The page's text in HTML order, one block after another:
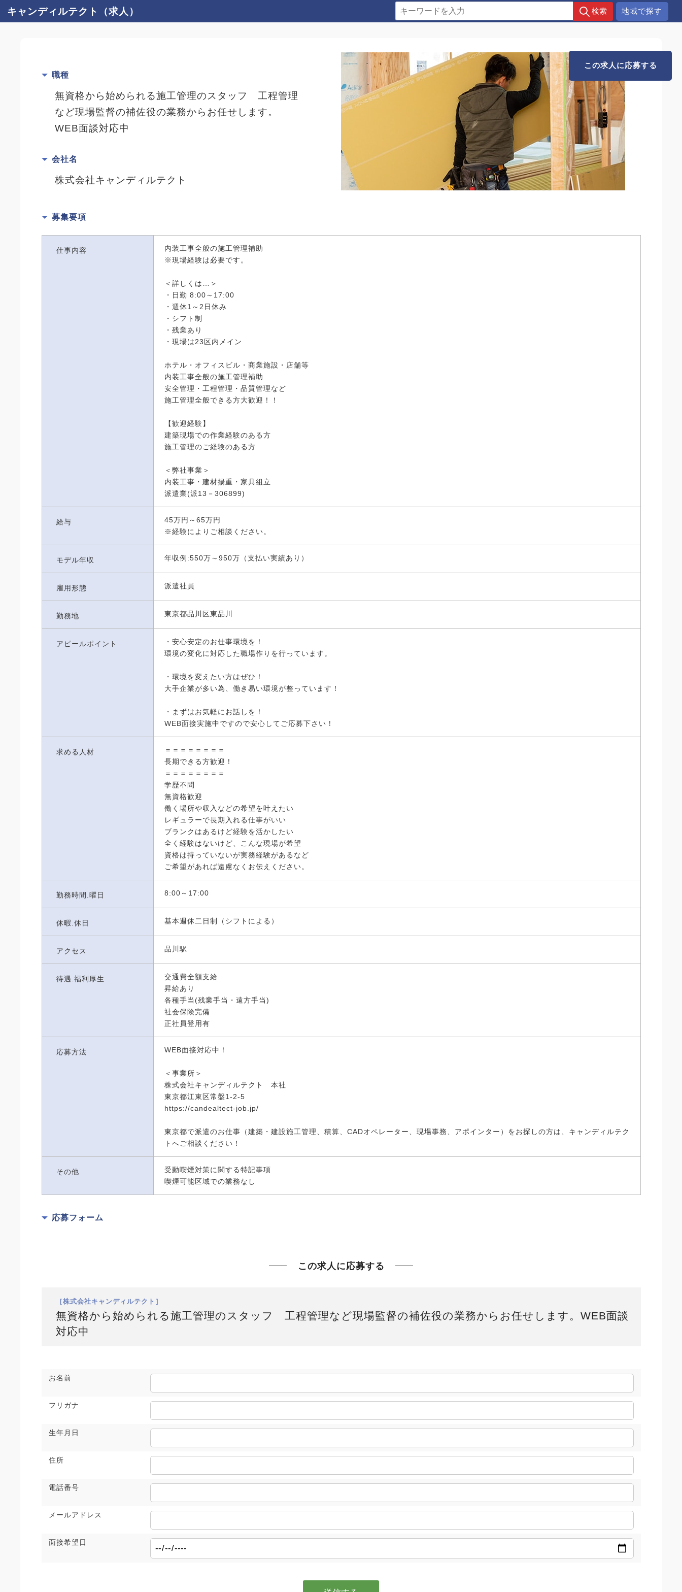
キャンディルテクト（求人） 地域で探す
職種
無資格から始められる施工管理のスタッフ 工程管理
など現場監督の補佐役の業務からお任せします。
WEB面談対応中
会社名
株式会社キャンディルテクト
募集要項
仕事内容
内装工事全般の施工管理補助
※現場経験は必要です。
＜詳しくは…＞
・日勤 8:00～17:00
・週休1～2日休み
・シフト制
・残業あり
・現場は23区内メイン
ホテル・オフィスビル・商業施設・店舗等
内装工事全般の施工管理補助
安全管理・工程管理・品質管理など
施工管理全般できる方大歓迎！！
【歓迎経験】
建築現場での作業経験のある方
施工管理のご経験のある方
＜弊社事業＞
内装工事・建材揚重・家具組立
派遣業(派13－306899)
給与
45万円～65万円
※経験によりご相談ください。
モデル年収 年収例:550万～950万（支払い実績あり）
雇用形態 派遣社員
勤務地 東京都品川区東品川
アピールポイント
・安心安定のお仕事環境を！
環境の変化に対応した職場作りを行っています。
・環境を変えたい方はぜひ！
大手企業が多い為、働き易い環境が整っています！
・まずはお気軽にお話しを！
WEB面接実施中ですので安心してご応募下さい！
求める人材
＝＝＝＝＝＝＝＝
長期できる方歓迎！
＝＝＝＝＝＝＝＝
学歴不問
無資格歓迎
働く場所や収入などの希望を叶えたい
レギュラーで長期入れる仕事がいい
ブランクはあるけど経験を活かしたい
全く経験はないけど、こんな現場が希望
資格は持っていないが実務経験があるなど
ご希望があれば遠慮なくお伝えください。
勤務時間.曜日 8:00～17:00
休暇.休日 基本週休二日制（シフトによる）
アクセス 品川駅
待遇.福利厚生
交通費全額支給
昇給あり
各種手当(残業手当・遠方手当)
社会保険完備
正社員登用有
応募方法 WEB面接対応中！
＜事業所＞
株式会社キャンディルテクト 本社
東京都江東区常盤1-2-5
https://candealtect-job.jp/
東京都で派遣のお仕事（建築・建設施工管理、積算、CADオペレーター、現場事務、アポインター）をお探しの方は、キャンディルテク
トへご相談ください！
その他
受動喫煙対策に関する特記事項
喫煙可能区域での業務なし
応募フォーム
この求人に応募する
［株式会社キャンディルテクト］
無資格から始められる施工管理のスタッフ 工程管理など現場監督の補佐役の業務からお任せします。WEB面談
対応中
お名前
フリガナ
生年月日
住所
電話番号
メールアドレス
面接希望日
この求人に応募する